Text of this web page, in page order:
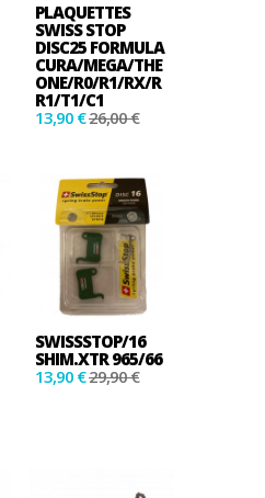
PLAQUETTES
SWISS STOP
DISC25 FORMULA
CURA/MEGA/THE
ONE/R0/R1/RX/R
R1/T1/C1
13,90 €26,00 €
SWISSSTOP/16
SHIM.XTR 965/66
13,90 €29,90 €